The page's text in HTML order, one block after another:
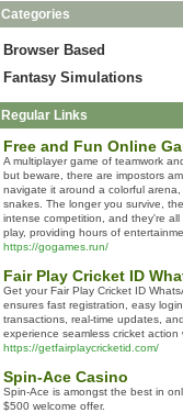
Categories
Browser Based
Fantasy Simulations
Regular Links
Free and Fun Online
A multiplayer game of teamwork
but beware, there are impostors
navigate it around a colorful
snakes. The longer you survive,
intense competition, and they're
play, providing hours of
https://gogames.run/
Fair Play Cricket ID
Get your Fair Play Cricket ID
ensures fast registration, easy
transactions, real-time updates,
experience seamless cricket action
https://getfairplaycricketid.com/
Spin-Ace Casino
Spin-Ace is amongst the best in
$500 welcome offer.